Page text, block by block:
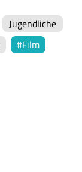
Jugendliche
Film